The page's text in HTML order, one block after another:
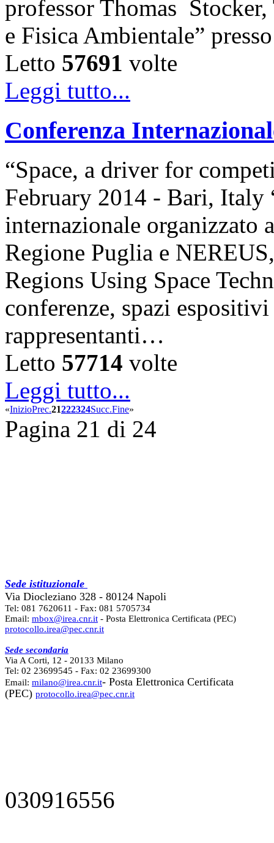
professor Thomas
e Fisica Ambientale”
Letto 57691 volte
Leggi tutto...
Conferenza
“Space, a driver for
February 2014 - Bari, Italy
internazionale organizzato
Regione Puglia e
Regions Using Space
conferenze, spazi
rappresentanti…
Letto 57714 volte
Leggi tutto...
«InizioPrec.21222324Succ.Fine»
Pagina 21 di 24
Sede istituzionale
Via Diocleziano 328 - 80124 Napoli
Tel: 081 7620611 - Fax: 081 5705734
Email: mbox@irea.cnr.it - Posta Elettronica Certificata (PEC)
protocollo.irea@pec.cnr.it
Sede secondaria
Via A Corti, 12 - 20133 Milano
Tel: 02 23699545 - Fax: 02 23699300
Email: milano@irea.cnr.it- Posta Elettronica Certificata
(PEC) protocollo.irea@pec.cnr.it
030916556